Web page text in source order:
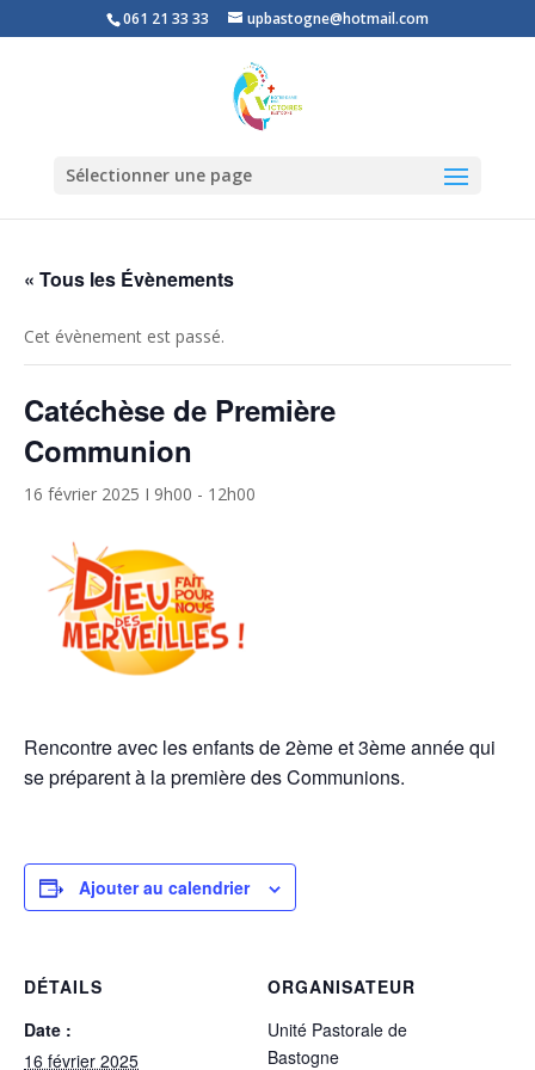
061 21 33 33 upbastogne@hotmail.com
Sélectionner une page
« Tous les Évènements
Cet évènement est passé.
Catéchèse de Première
Communion
16 février 2025 I 9h00 - 12h00
Rencontre avec les enfants de 2ème et 3ème année qui
se préparent à la première des Communions.
Ajouter au calendrier
DÉTAILS
Date :
16 février 2025
ORGANISATEUR
Unité Pastorale de
Bastogne